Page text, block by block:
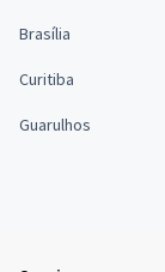
Brasília
Curitiba
Guarulhos